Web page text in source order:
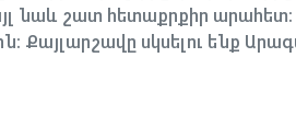
նաև շատ հետաքրքիր արահետ։
Քայլարշավը սկսելու ենք